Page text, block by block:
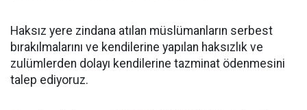
Haksız yere zindana atılan müslümanların serbest
bırakılmalarını ve kendilerine yapılan haksızlık ve
zulümlerden dolayı kendilerine tazminat ödenmesini
talep ediyoruz.